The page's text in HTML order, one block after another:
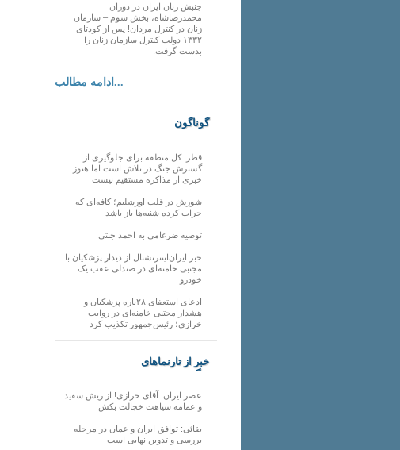
جنبش زنان ایران در دوران
محمدرضاشاه، بخش سوم – سازمان
زنان در کنترل مردان! پس از کودتای
۱۳۳۲ دولت کنترل سازمان زنان را
بدست گرفت.
ادامه مطالب...
گوناگون
قطر: کل منطقه برای جلوگیری از
گسترش جنگ در تلاش است اما هنوز
خبری از مذاکره مستقیم نیست
شورش در قلب اورشلیم؛ کافه‌ای که
جرات کرده شنبه‌ها باز باشد
توصیه ضرغامی به احمد جنتی
خبر ایران‌اینترنشنال از دیدار پزشکیان با
مجتبی خامنه‌ای در صندلی عقب یک
خودرو
ادعای استعفای ۲۸باره پزشکیان و
هشدار مجتبی خامنه‌ای در روایت
خرازی؛ رئیس‌جمهور تکذیب کرد
خبر از تارنماهای
دیگر
عصر ایران: آقای خرازی! از ریش سفید
و عمامه سیاهت خجالت بکش
بقائی: توافق ایران و عمان در مرحله
بررسی و تدوین نهایی است